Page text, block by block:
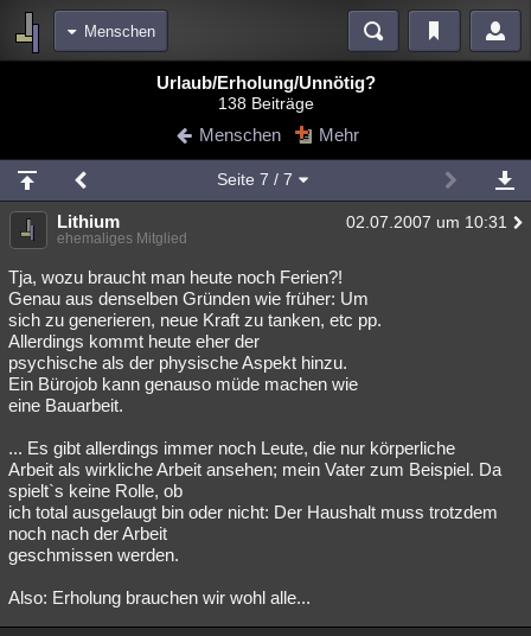
Menschen
Blogs Videos
Chat Wiki Neuigkeiten
meine Rubriken
Menschen Mystery Kriminalfälle
Spiritualität Verschwörungen Technologie
Natur Umfragen Unterhaltung
weitere Rubriken
Philosophie Träume Orte Esoterik
Astronomie Helpdesk Gruppen Gaming Filme
Musik Clash Verbesserungen English
Übersichten
Besucht Teilgenommen
Lesenswert Schlüsselwörter
Urlaub/Erholung/Unnötig?
138 Beiträge
Menschen Mehr
Seite 7 / 7
Lithium 02.07.2007 um 10:31
ehemaliges Mitglied
Tja, wozu braucht man heute noch Ferien?!
Genau aus denselben Gründen wie früher: Um
sich zu generieren, neue Kraft zu tanken, etc pp.
Allerdings kommt heute eher der
psychische als der physische Aspekt hinzu.
Ein Bürojob kann genauso müde machen wie
eine Bauarbeit.
... Es gibt allerdings immer noch Leute, die nur körperliche
Arbeit als wirkliche Arbeit ansehen; mein Vater zum Beispiel. Da
spielt`s keine Rolle, ob
ich total ausgelaugt bin oder nicht: Der Haushalt muss trotzdem
noch nach der Arbeit
geschmissen werden.
Also: Erholung brauchen wir wohl alle...